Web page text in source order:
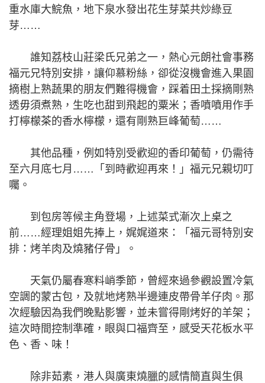
重水庫大鯇魚，地下泉水發出花生芽菜共炒綠豆
芽……
誰知荔枝山莊梁氏兄弟之一，熱心元朗社會事務
福元兄特別安排，讓仰慕粉絲，卻從沒機會進入果園
摘樹上熟蔬果的朋友們難得機會，踩着田土採摘剛熟
透毋須煮熟，生吃也甜到飛起的粟米；香噴噴用作手
打檸檬茶的香水檸檬，還有剛熟巨峰葡萄……
其他品種，例如特別受歡迎的香印葡萄，仍需待
至六月底七月……「到時歡迎再來！」福元兄親切叮
囑。
到包房等候主角登場，上述菜式漸次上桌之
前……經理姐姐先捧上，娓娓道來：「福元哥特別安
排：烤羊肉及燒豬仔骨」。
天氣仍屬春寒料峭季節，曾經來過參觀設置冷氣
空調的蒙古包，及就地烤熟半邊連皮帶骨羊仔肉。那
次經驗因為我們晚點影響，並未嘗得剛烤好的羊架；
這次時間控制準確，眼與口福齊至，感受天花板水平
色、香、味！
除非茹素，港人與廣東燒臘的感情簡直與生俱